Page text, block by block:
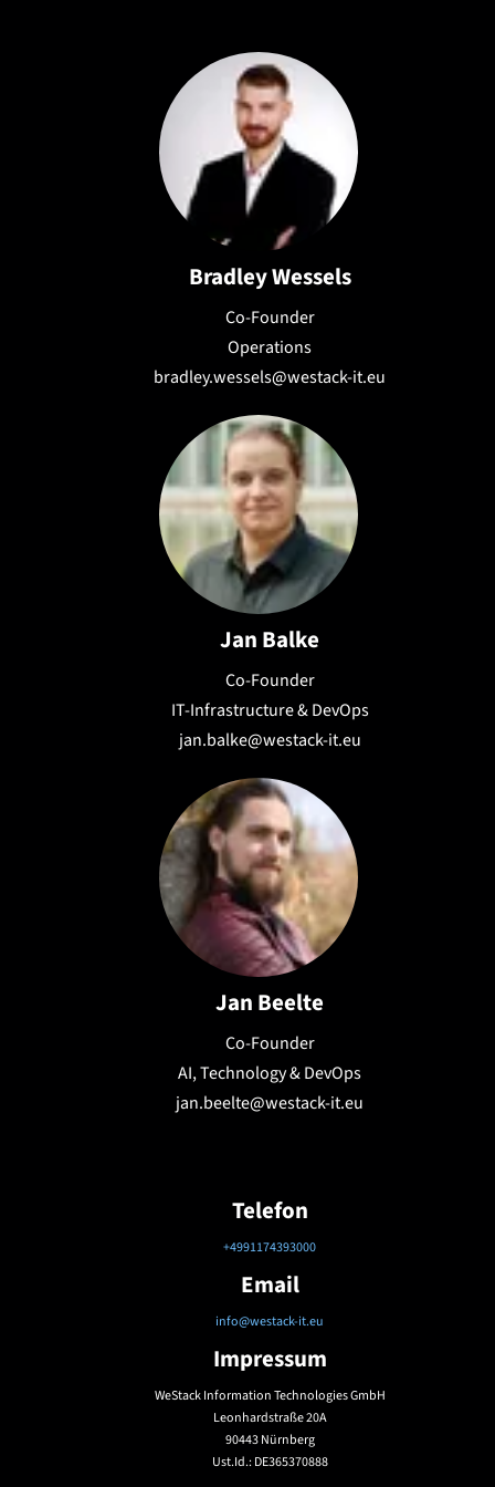
Compliance-Anforderungen.
Bradley Wessels
Co-Founder
Operations
bradley.wessels@westack-it.eu
Jan Balke
Co-Founder
IT-Infrastructure & DevOps
jan.balke@westack-it.eu
Jan Beelte
Co-Founder
AI, Technology & DevOps
jan.beelte@westack-it.eu
Telefon
+4991174393000
Email
info@westack-it.eu
Impressum
WeStack Information Technologies GmbH
Leonhardstraße 20A
90443 Nürnberg
Ust.Id.: DE365370888